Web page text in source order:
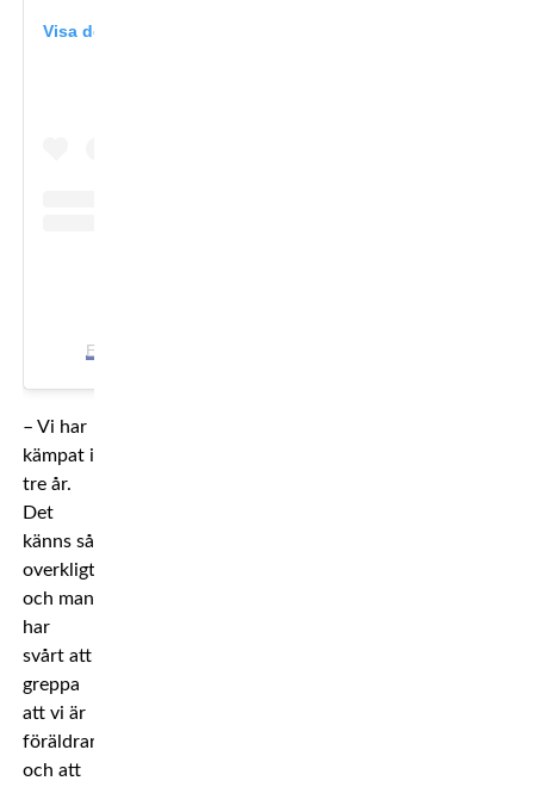
Visa det här inlägget på Instagram
Ett inlägg delat av @mikaelalauren76
– Vi har
kämpat i
tre år.
Det
känns så
overkligt
och man
har
svårt att
greppa
att vi är
föräldrar
och att